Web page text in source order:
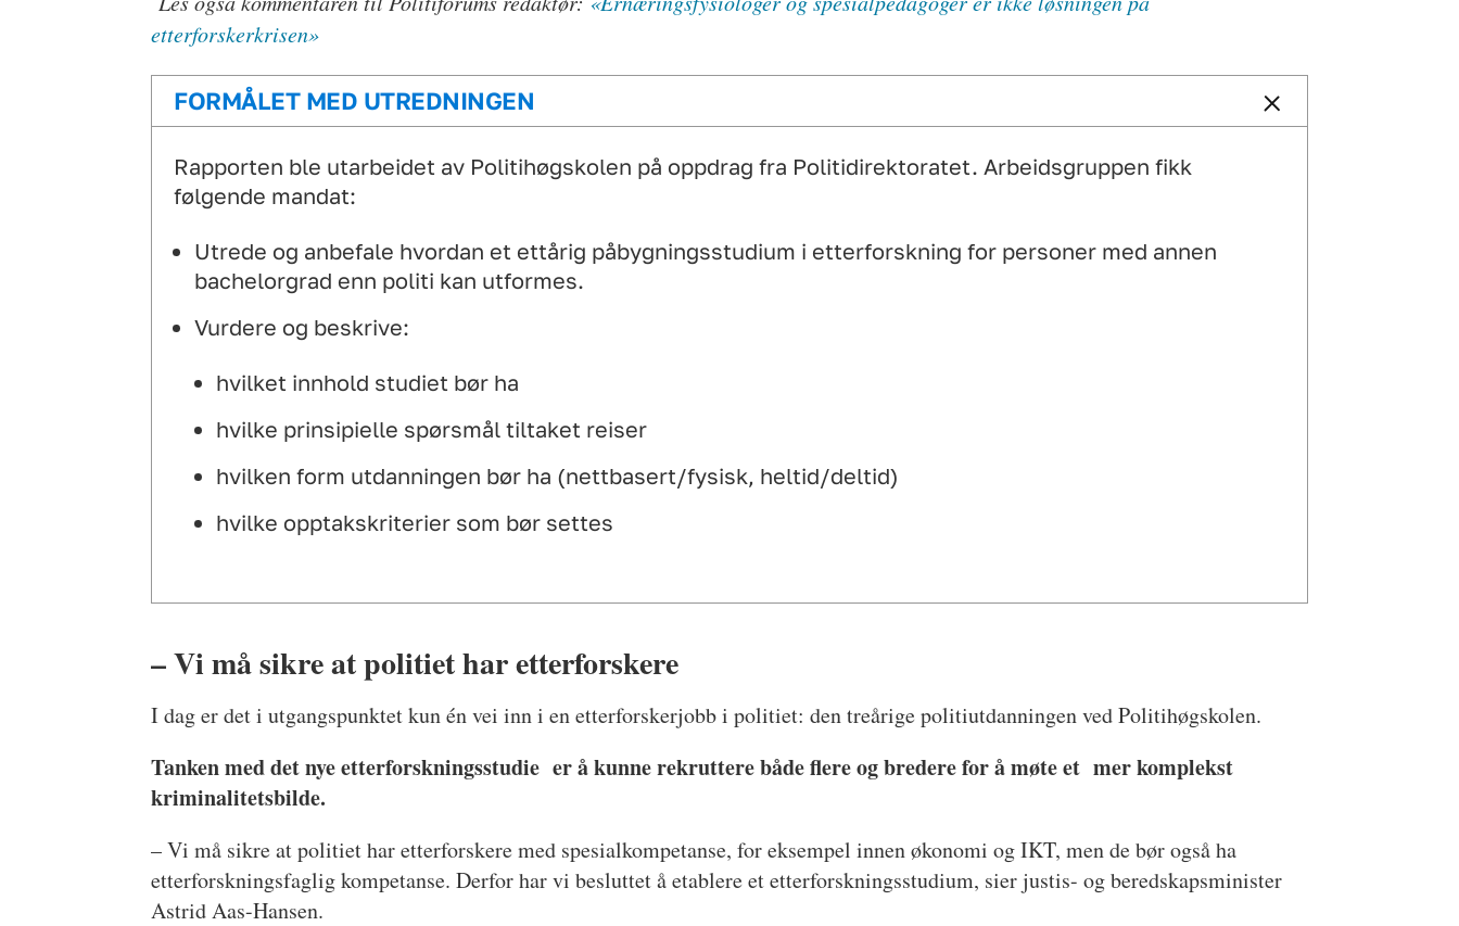
etterforskerkrisen»
FORMÅLET MED UTREDNINGEN
Rapporten ble utarbeidet av Politihøgskolen på oppdrag fra Politidirektoratet. Arbeidsgruppen fikk
følgende mandat:
Utrede og anbefale hvordan et ettårig påbygningsstudium i etterforskning for personer med annen
bachelorgrad enn politi kan utformes.
Vurdere og beskrive:
hvilket innhold studiet bør ha
hvilke prinsipielle spørsmål tiltaket reiser
hvilken form utdanningen bør ha (nettbasert/fysisk, heltid/deltid)
hvilke opptakskriterier som bør settes
– Vi må sikre at politiet har etterforskere
I dag er det i utgangspunktet kun én vei inn i en etterforskerjobb i politiet: den treårige politiutdanningen ved Politihøgskolen.
Tanken med det nye etterforskningsstudie er å kunne rekruttere både flere og bredere for å møte et mer komplekst
kriminalitetsbilde.
– Vi må sikre at politiet har etterforskere med spesialkompetanse, for eksempel innen økonomi og IKT, men de bør også ha
etterforskningsfaglig kompetanse. Derfor har vi besluttet å etablere et etterforskningsstudium, sier justis- og beredskapsminister
Astrid Aas-Hansen.